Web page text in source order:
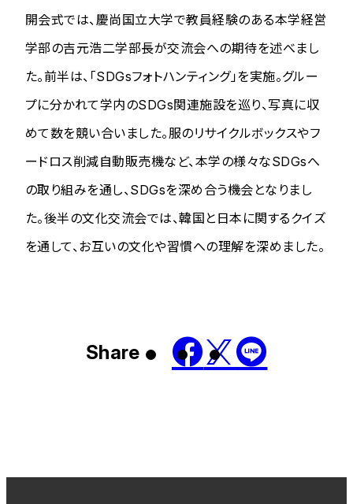
開会式では、慶尚国立大学で教員経験のある本学経営
学部の吉元浩二学部長が交流会への期待を述べまし
た。前半は、「SDGsフォトハンティング」を実施。グルー
プに分かれて学内のSDGs関連施設を巡り、写真に収
めて数を競い合いました。服のリサイクルボックスやフ
ードロス削減自動販売機など、本学の様々なSDGsへ
の取り組みを通し、SDGsを深め合う機会となりまし
た。後半の文化交流会では、韓国と日本に関するクイズ
を通して、お互いの文化や習慣への理解を深めました。
Share